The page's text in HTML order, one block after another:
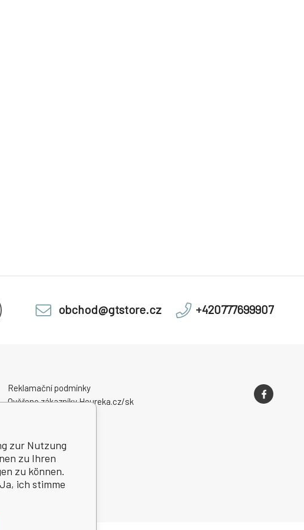
obchod@gtstore.cz +420777699907
Reklamační podmínky
Ověřeno zákazníky Heureka.cz/sk
zur Nutzung
zu Ihren
zu können.
ich stimme